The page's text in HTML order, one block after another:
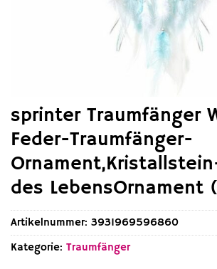
sprinter Traumfänger
Feder-Traumfänger-
des LebensOrnament
Artikelnummer: 3931969596860
Kategorie: Traumfänger